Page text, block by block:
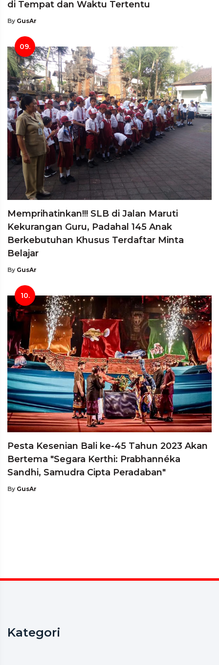
di Tempat dan Waktu Tertentu
By GusAr
09.
Memprihatinkan!!! SLB di Jalan Maruti
Kekurangan Guru, Padahal 145 Anak
Berkebutuhan Khusus Terdaftar Minta
Belajar
By GusAr
10.
Pesta Kesenian Bali ke-45 Tahun 2023 Akan
Bertema "Segara Kerthi: Prabhannéka
Sandhi, Samudra Cipta Peradaban"
By GusAr
Kategori